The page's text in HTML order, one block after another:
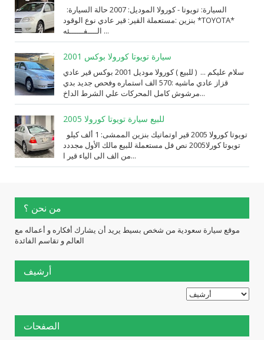
⁨مستعملة⁩ القير: ⁨قير عادي⁩ نوع الوقود: ⁨بنزين⁩ *TOYOTA*
الــــفــــــئه ...
سيارة تويوتا كورولا بوكس 2001
سلام عليكم ... ( للبيع ) كورولا موديل 2001 بوكس قير عادي
قزاز عادي ماشيه :570 الف استماره وفحص جديد بدي
مرشوش كامل المحركات علي الشرط الداخ...
للبيع سيارة تويوتا كورولا 2005
تويوتا كورلا2005 نص فل مستعملة للبيع مالك الأول مجددد
من الف الى الياء قير ا...
من نحن ؟
موقع سيارة سعودية من شخص بسيط يريد أن يشارك أفكاره و أعماله مع
العالم و تقاسم الفائدة
أرشيف
الصفحات